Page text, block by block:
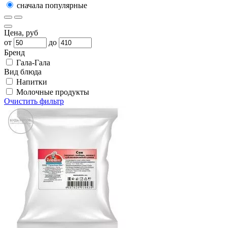
сначала популярные
Цена, руб
от
до
Бренд
Гала-Гала
Вид блюда
Напитки
Молочные продукты
Очистить фильтр